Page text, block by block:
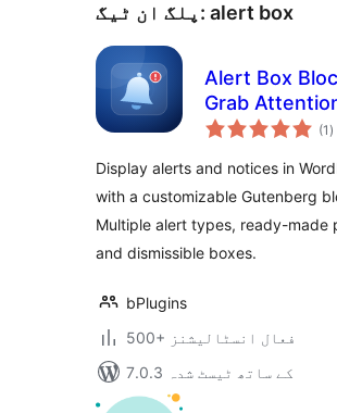
پلگ ان ٹیگ: alert box
Alert Box
Grab
Eye-Catching
(1 )
Display alerts and notices in
with a customizable Gutenberg
Multiple alert types, ready-made
and dismissible boxes.
bPlugins
500+ فعال انسٹالیشنز
7.0.3 کے ساتھ ٹیسٹ شدہ